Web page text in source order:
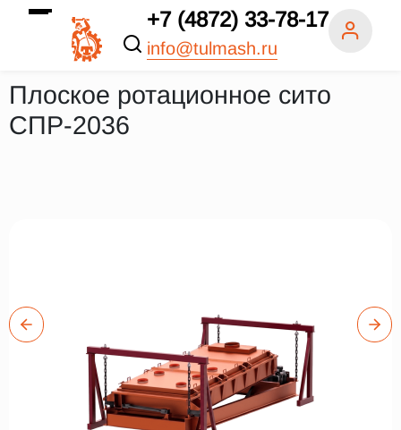
+7 (4872) 33-78-17
info@tulmash.ru
Плоское ротационное сито
СПР-2036